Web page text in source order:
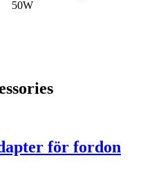
50W
för fordon